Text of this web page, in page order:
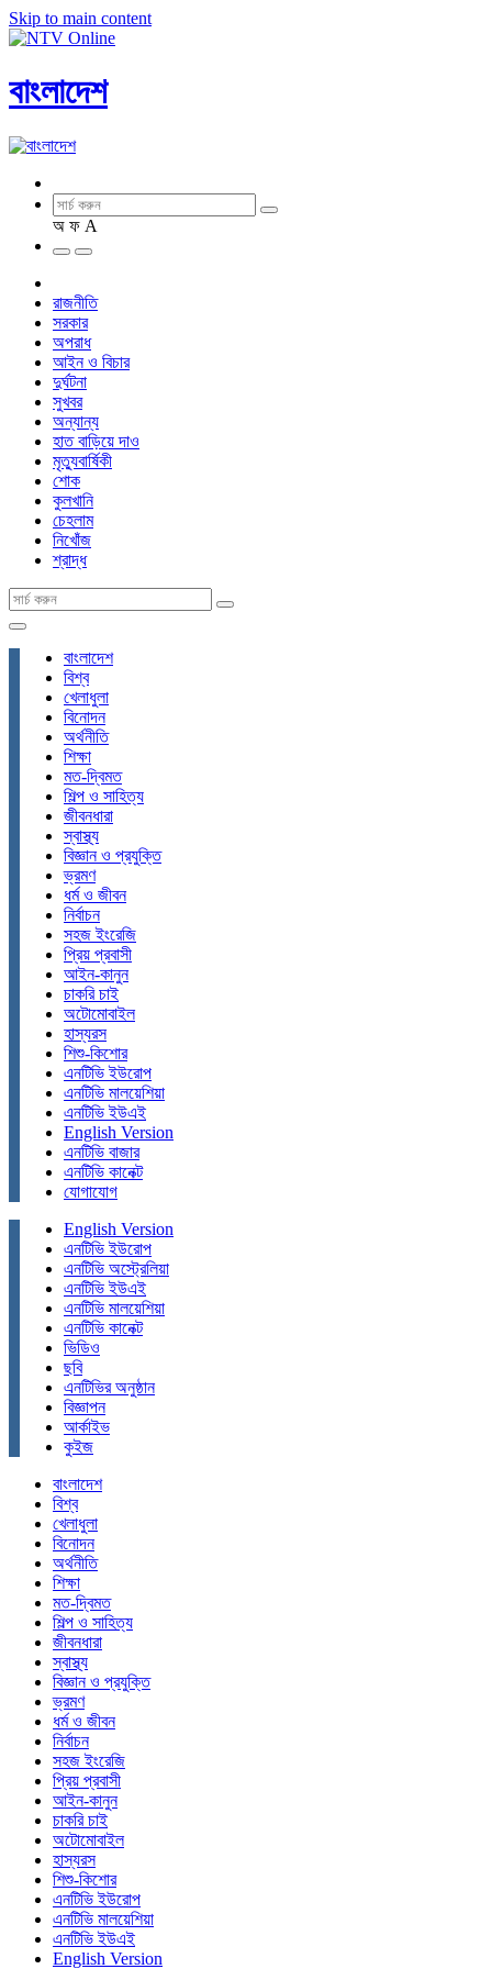
Skip to main content
বাংলাদেশ
অ ফ A
রাজনীতি
সরকার
অপরাধ
আইন ও বিচার
দুর্ঘটনা
সুখবর
অন্যান্য
হাত বাড়িয়ে দাও
মৃত্যুবার্ষিকী
শোক
কুলখানি
চেহলাম
নিখোঁজ
শ্রাদ্ধ
বাংলাদেশ
বিশ্ব
খেলাধুলা
বিনোদন
অর্থনীতি
শিক্ষা
মত-দ্বিমত
শিল্প ও সাহিত্য
জীবনধারা
স্বাস্থ্য
বিজ্ঞান ও প্রযুক্তি
ভ্রমণ
ধর্ম ও জীবন
নির্বাচন
সহজ ইংরেজি
প্রিয় প্রবাসী
আইন-কানুন
চাকরি চাই
অটোমোবাইল
হাস্যরস
শিশু-কিশোর
এনটিভি ইউরোপ
এনটিভি মালয়েশিয়া
এনটিভি ইউএই
English Version
এনটিভি বাজার
এনটিভি কানেক্ট
যোগাযোগ
English Version
এনটিভি ইউরোপ
এনটিভি অস্ট্রেলিয়া
এনটিভি ইউএই
এনটিভি মালয়েশিয়া
এনটিভি কানেক্ট
ভিডিও
ছবি
এনটিভির অনুষ্ঠান
বিজ্ঞাপন
আর্কাইভ
কুইজ
বাংলাদেশ
বিশ্ব
খেলাধুলা
বিনোদন
অর্থনীতি
শিক্ষা
মত-দ্বিমত
শিল্প ও সাহিত্য
জীবনধারা
স্বাস্থ্য
বিজ্ঞান ও প্রযুক্তি
ভ্রমণ
ধর্ম ও জীবন
নির্বাচন
সহজ ইংরেজি
প্রিয় প্রবাসী
আইন-কানুন
চাকরি চাই
অটোমোবাইল
হাস্যরস
শিশু-কিশোর
এনটিভি ইউরোপ
এনটিভি মালয়েশিয়া
এনটিভি ইউএই
English Version